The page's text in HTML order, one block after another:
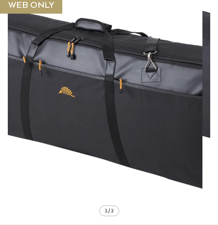
WEB ONLY
1/2